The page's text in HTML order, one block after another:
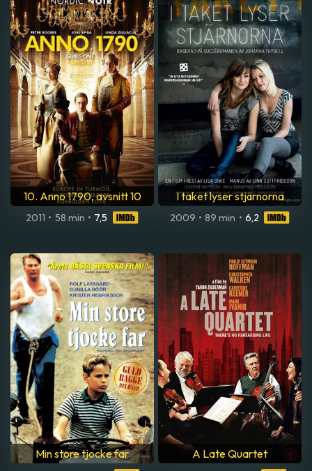
10. Anno 1790, avsnitt 10
2011 • 58 min • 7,5
I taket lyser stjärnorna
2009 • 89 min • 6,2
Min store tjocke far A Late Quartet